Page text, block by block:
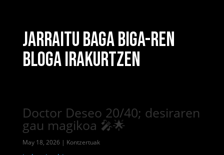
JARRAITU BAGA BIGA-REN
BLOGA IRAKURTZEN
Doctor Deseo 20/40; desiraren
gau magikoa 🎤🌟
May 18, 2026 | Kontzertuak